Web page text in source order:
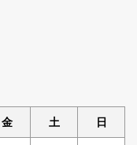
金 土 日